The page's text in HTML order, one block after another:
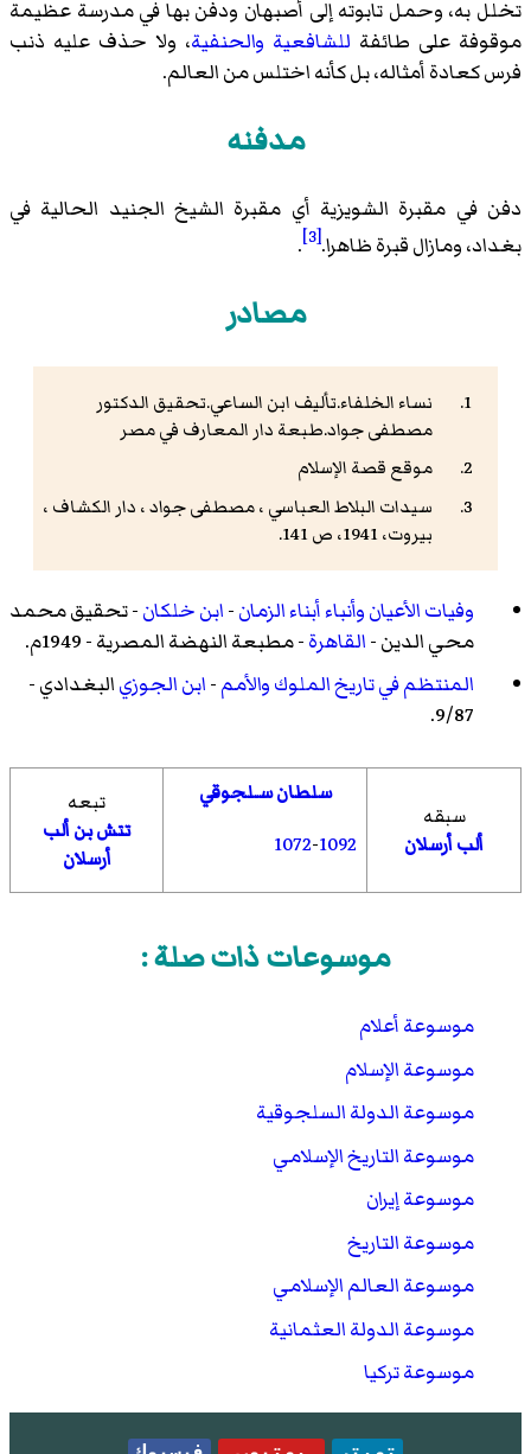
تخلل به، وحمل تابوته إلى أصبهان ودفن بها في مدرسة عظيمة
موقوفة على طائفة للشافعية والحنفية، ولا حذف عليه ذنب
فرس كعادة أمثاله، بل كأنه اختلس من العالم.
مدفنه
دفن في مقبرة الشويزية أي مقبرة الشيخ الجنيد الحالية في
بغداد، ومازال قبرة ظاهرا.[3]
.
مصادر
نساء الخلفاء.تأليف ابن الساعي.تحقيق الدكتور
مصطفى جواد.طبعة دار المعارف في مصر
موقع قصة الإسلام
سيدات البلاط العباسي ، مصطفى جواد ، دار الكشاف ،
بيروت، 1941، ص 141.
وفيات الأعيان وأنباء أبناء الزمان-ابن خلكان- تحقيقمحمد
محي الدين-القاهرة- مطبعة النهضة المصرية - 1949م.
المنتظم في تاريخ الملوك والأمم-ابن الجوزيالبغدادي -
9/87.
سبقه
ألب أرسلان
سلطان سـلجوقي
1072-1092
تبعه
تتش بن ألب
أرسلان
موسوعات ذات صلة :
موسوعة أعلام
موسوعة الإسلام
موسوعة الدولة السلجوقية
موسوعة التاريخ الإسلامي
موسوعة إيران
موسوعة التاريخ
موسوعة العالم الإسلامي
موسوعة الدولة العثمانية
موسوعة تركيا